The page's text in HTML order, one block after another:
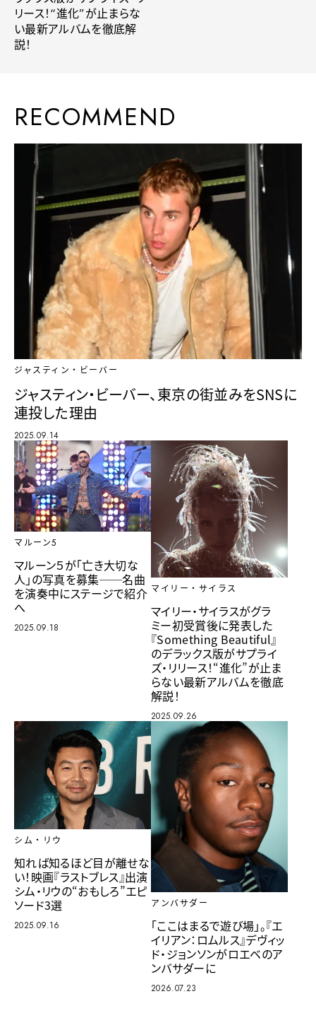
リース！“進化”が止まらな
い最新アルバムを徹底解
説！
RECOMMEND
ジャスティン・ビーバー
ジャスティン・ビーバー、東京の街並みをSNSに
連投した理由
2025.09.14
マルーン5
マルーン５が「亡き大切な
人」の写真を募集──名曲
を演奏中にステージで紹介
へ
2025.09.18
マイリー・サイラス
マイリー・サイラスがグラ
ミー初受賞後に発表した
『Something Beautiful』
のデラックス版がサプライ
ズ・リリース！“進化”が止ま
らない最新アルバムを徹底
解説！
2025.09.26
シム・リウ
知れば知るほど目が離せな
い！映画『ラストブレス』出演
シム・リウの“おもしろ”エピ
ソード3選
2025.09.16
アンバサダー
「ここはまるで遊び場」。『エ
イリアン：ロムルス』デヴィッ
ド・ジョンソンがロエベのア
ンバサダーに
2026.07.23